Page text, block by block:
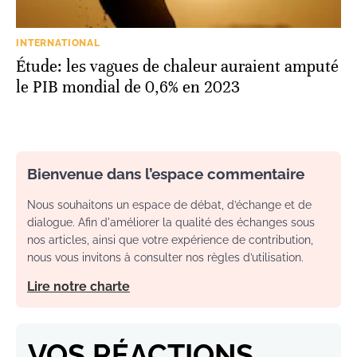
INTERNATIONAL
Étude: les vagues de chaleur auraient amputé
le PIB mondial de 0,6% en 2023
Bienvenue dans l’espace commentaire
Nous souhaitons un espace de débat, d’échange et de
dialogue. Afin d'améliorer la qualité des échanges sous
nos articles, ainsi que votre expérience de contribution,
nous vous invitons à consulter nos règles d’utilisation.
Lire notre charte